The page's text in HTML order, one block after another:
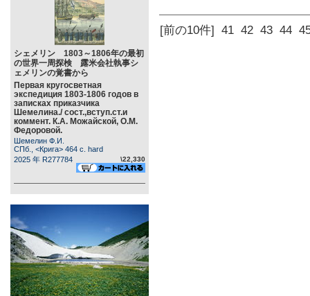
シェメリン 1803～1806年の最初
の世界一周探検 露米会社執事シ
ェメリンの覚書から
Первая кругосветная
экспедиция 1803-1806 годов в
записках приказчика
Шемелина./ сост.,вступ.ст.и
коммент. К.А. Можайской, О.М.
Федоровой.
Шемелин Ф.И.
СПб., <Крига> 464 c. hard
2025 年 R277784
\22,330
[前の10件] 41 42 43 44